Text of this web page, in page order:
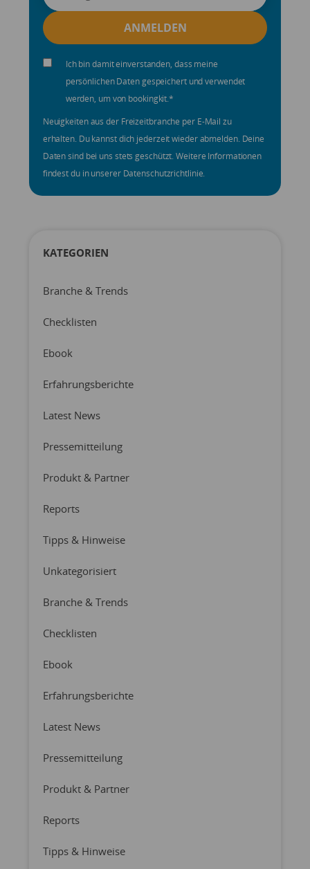
Ich bin damit einverstanden, dass meine
persönlichen Daten gespeichert und verwendet
werden, um von bookingkit.*
Neuigkeiten aus der Freizeitbranche per E-Mail zu
erhalten. Du kannst dich jederzeit wieder abmelden. Deine
Daten sind bei uns stets geschützt. Weitere Informationen
findest du in unserer Datenschutzrichtlinie.
KATEGORIEN
Branche & Trends
Checklisten
Ebook
Erfahrungsberichte
Latest News
Pressemitteilung
Produkt & Partner
Reports
Tipps & Hinweise
Unkategorisiert
Branche & Trends
Checklisten
Ebook
Erfahrungsberichte
Latest News
Pressemitteilung
Produkt & Partner
Reports
Tipps & Hinweise